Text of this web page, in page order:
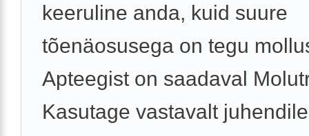
keeruline anda, kuid suure
tõenäosusega on tegu
Apteegist on saadaval
Kasutage vastavalt